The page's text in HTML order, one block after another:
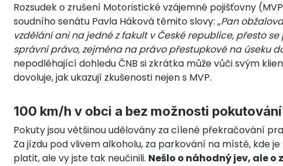
Rozsudek o zrušení Motoristické vzájemné pojišťovny
soudního senátu Pavla Háková těmito slovy: „Pan
vzdělání ani na jedné z fakult v České republice, přesto
správní právo, zejména na právo přestupkové na úseku
nepodléhající dohledu ČNB si zkrátka může vůči svým
dovoluje, jak ukazují zkušenosti nejen s MVP.
100 km/h v obci a bez možnosti
Pokuty jsou většinou udělovány za cílené překračování
Za jízdu pod vlivem alkoholu, za parkování na místě, kde
platit, ale vy jste tak neučinili. Nešlo o náhodný jev, ale o